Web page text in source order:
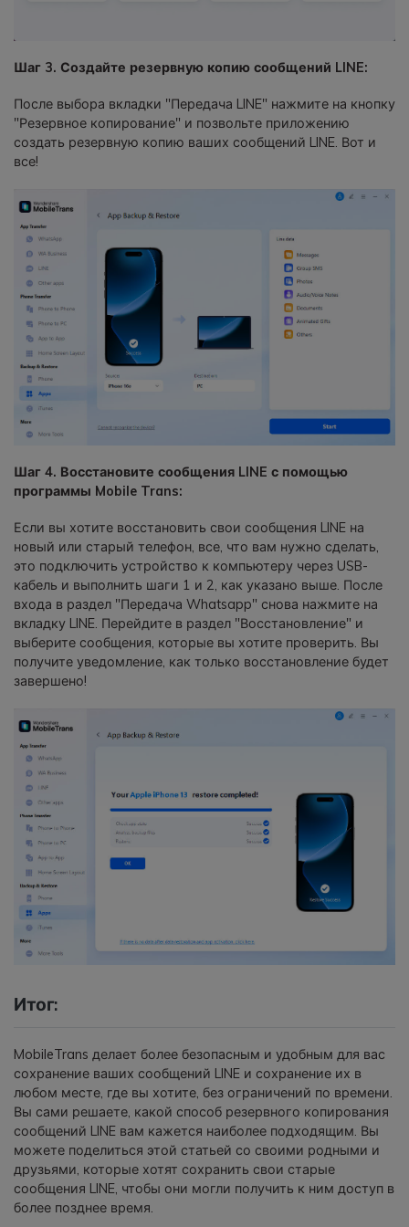
Шаг 3. Создайте резервную копию сообщений LINE:
После выбора вкладки "Передача LINE" нажмите на кнопку
"Резервное копирование" и позвольте приложению
создать резервную копию ваших сообщений LINE. Вот и
все!
Шаг 4. Восстановите сообщения LINE с помощью
программы Mobile Trans:
Если вы хотите восстановить свои сообщения LINE на
новый или старый телефон, все, что вам нужно сделать,
это подключить устройство к компьютеру через USB-
кабель и выполнить шаги 1 и 2, как указано выше. После
входа в раздел "Передача Whatsapp" снова нажмите на
вкладку LINE. Перейдите в раздел "Восстановление" и
выберите сообщения, которые вы хотите проверить. Вы
получите уведомление, как только восстановление будет
завершено!
Итог:
MobileTrans делает более безопасным и удобным для вас
сохранение ваших сообщений LINE и сохранение их в
любом месте, где вы хотите, без ограничений по времени.
Вы сами решаете, какой способ резервного копирования
сообщений LINE вам кажется наиболее подходящим. Вы
можете поделиться этой статьей со своими родными и
друзьями, которые хотят сохранить свои старые
сообщения LINE, чтобы они могли получить к ним доступ в
более позднее время.